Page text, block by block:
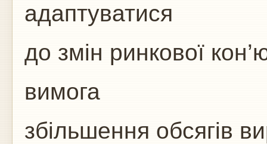
адаптуватися
до змін ринкової
вимога
збільшення обсягів